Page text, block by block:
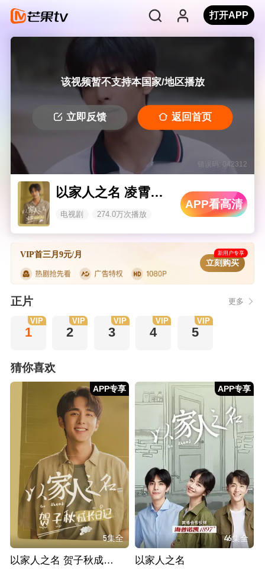
打开APP
该视频暂不支持本国家/地区播放
立即反馈 返回首页
错误码: 042312
以家人之名 凌霄成长日记
电视剧 274.0万次播放
APP看高清
VIP首三月9元/月 新用户专享
立刻购买
正片 更多
1
VIP
2
VIP
3
VIP
4
VIP
5
VIP
猜你喜欢
APP专享
5集全
以家人之名 贺子秋成长日记
APP专享
46集全
以家人之名